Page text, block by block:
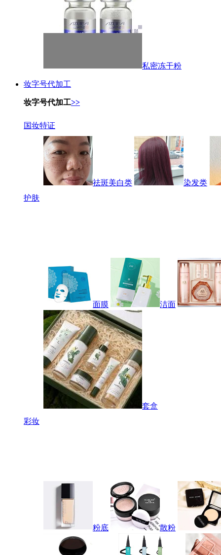
私密冻干粉
妆字号代加工
妆字号代加工>>
国妆特证
祛斑美白类
染发类
护肤
面膜 洁面
套盒
彩妆
粉底 散粉